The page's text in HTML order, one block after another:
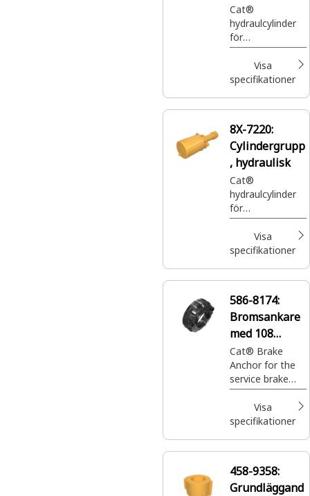
r
Cat®
hydraulcylinder
för
färdbromslednin
gar omvandlar
lufttryck till
för optimal
gsprestanda.
8W-3405 hjälper
till att hålla din
Cat-maskins
bromsar i
fungerande
skick.
Visa
specifikationer
8X-7220:
Cylindergrupp
, hydraulisk
Cat®
hydraulcylinder
för
färdbromslednin
gar omvandlar
lufttryck till
för optimal
gsprestanda. 8X-
7220 hjälper till
att hålla din Cat-
maskins
bromsar i
fungerande
skick.
Visa
specifikationer
586-8174:
Bromsankare
med 108
invändiga
splinetänder
Cat® Brake
Anchor for the
service brake
securely holds
the service brake
components in
effective braking
Visa
specifikationer
458-9358:
Grundläggand